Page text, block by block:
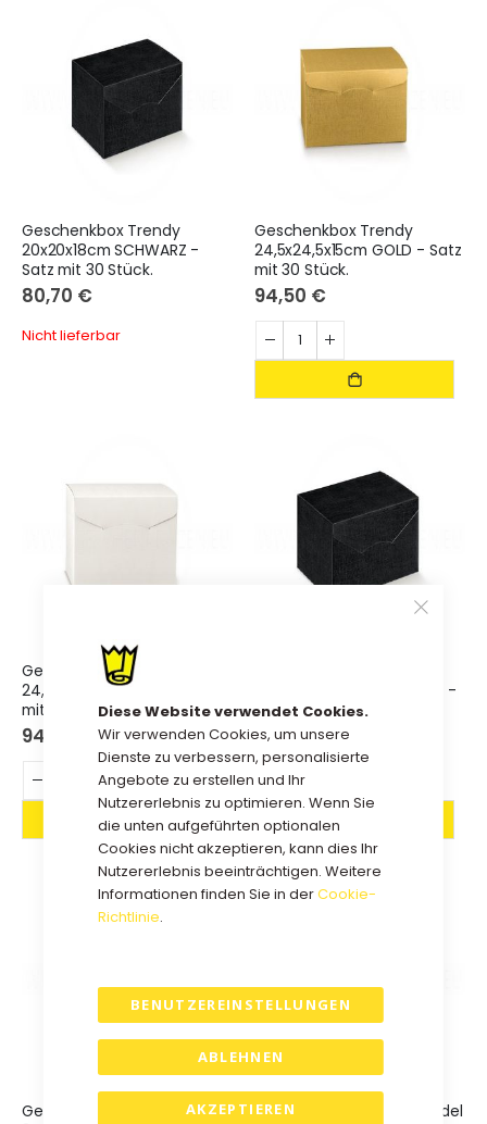
Diese Website verwendet Cookies.
Wir verwenden Cookies, um unsere
Dienste zu verbessern, personalisierte
Angebote zu erstellen und Ihr
Nutzererlebnis zu optimieren. Wenn Sie
die unten aufgeführten optionalen
Cookies nicht akzeptieren, kann dies Ihr
Nutzererlebnis beeinträchtigen. Weitere
Informationen finden Sie in derCookie-
Richtlinie.
AKZEPTIEREN
BENUTZEREINSTELLUNGEN
ABLEHNEN
Geschenkbox Trendy
20x20x18cm SCHWARZ -
Satz mit 30 Stück.
80,70 €
Nicht lieferbar
Geschenkbox Trendy
24,5x24,5x15cm GOLD - Satz
mit 30 Stück.
94,50 €
Geschenkbox Trendy
24,5x24,5x15cm WEISS - Satz
mit 30 Stück.
94,50 €
24,5x24,5x15cm SCHWARZ -
Satz mit 30 Stück.
94,50 €
Geschenkbox Trendy Kordel
Geschenkbox Trendy Kordel